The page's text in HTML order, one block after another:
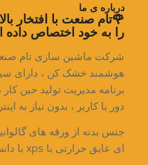
درباره ی ما
🌹تام صنعت با افتخار
را به خود اختصاص
شرکت ماشین سازی تام
هوشمند خشک کن ، دارای
برنامه مدیریت تولید حین
دور با کاربر ، بدون نیاز به
جنس بدنه از ورقه های
ای عایق حرارتی با xps با دانسیته ی بالا